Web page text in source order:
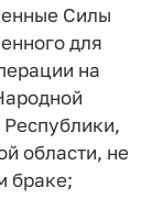
Силы
для
на
области, не
браке;